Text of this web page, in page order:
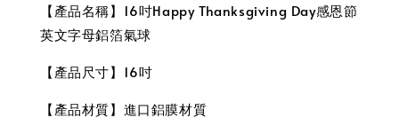
【產品名稱】16吋Happy Thanksgiving Day感恩節
英文字母鋁箔氣球
【產品尺寸】16吋
【產品材質】進口鋁膜材質